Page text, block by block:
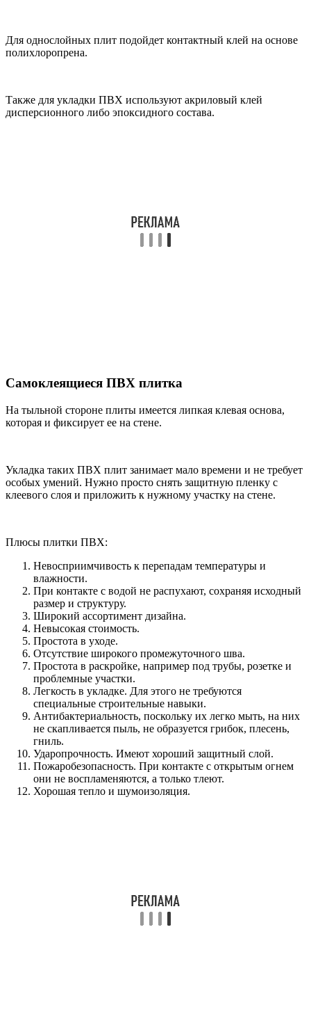
Для однослойных плит подойдет контактный клей на основе
полихлоропрена.
Также для укладки ПВХ используют акриловый клей
дисперсионного либо эпоксидного состава.
Самоклеящиеся ПВХ плитка
На тыльной стороне плиты имеется липкая клевая основа,
которая и фиксирует ее на стене.
Укладка таких ПВХ плит занимает мало времени и не требует
особых умений. Нужно просто снять защитную пленку с
клеевого слоя и приложить к нужному участку на стене.
Плюсы плитки ПВХ:
Невосприимчивость к перепадам температуры и
влажности.
При контакте с водой не распухают, сохраняя исходный
размер и структуру.
Широкий ассортимент дизайна.
Невысокая стоимость.
Простота в уходе.
Отсутствие широкого промежуточного шва.
Простота в раскройке, например под трубы, розетке и
проблемные участки.
Легкость в укладке. Для этого не требуются
специальные строительные навыки.
Антибактериальность, поскольку их легко мыть, на них
не скапливается пыль, не образуется грибок, плесень,
гниль.
Ударопрочность. Имеют хороший защитный слой.
Пожаробезопасность. При контакте с открытым огнем
они не воспламеняются, а только тлеют.
Хорошая тепло и шумоизоляция.